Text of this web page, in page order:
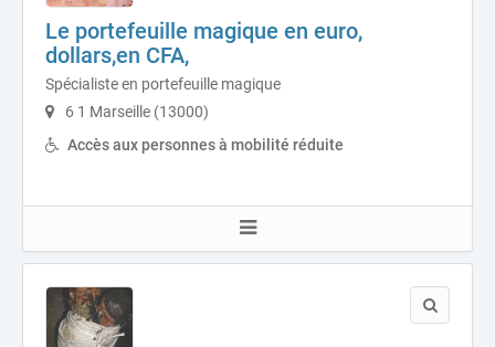
Le portefeuille magique en euro,
dollars,en CFA,
Spécialiste en portefeuille magique
6 1 Marseille (13000)
Accès aux personnes à mobilité réduite